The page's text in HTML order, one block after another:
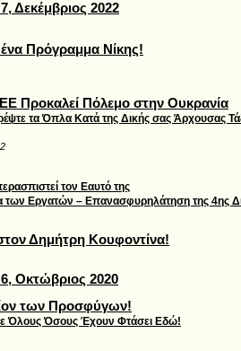
Δεκέμβριος 2022
ένα Πρόγραμμα Νίκης!
Προκαλεί Πόλεμο στην Ουκρανία
τα Όπλα Κατά της Δικής σας Άρχουσας
τον Eαυτό της
των Εργατών – Επανασφυρηλάτηση της 4ης
Δημήτρη Κουφοντίνα!
Οκτώβριος 2020
των Προσφύγων!
Όλους Όσους Έχουν Φτάσει Εδώ!